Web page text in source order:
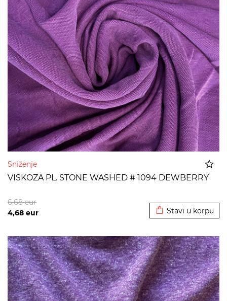
Sniženje
VISKOZA PL. STONE WASHED # 1094 DEWBERRY
4,68 eur
6,68eur
Stavi u korpu